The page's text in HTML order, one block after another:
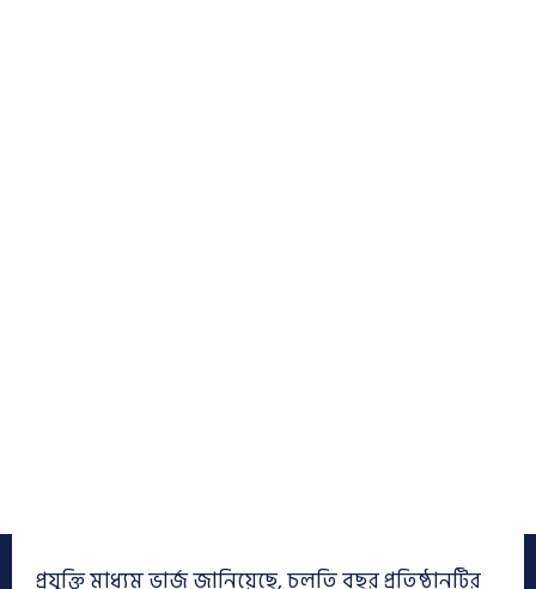
প্রযুক্তি মাধ্যম ভার্জ জানিয়েছে, চলতি বছর প্রতিষ্ঠানটির